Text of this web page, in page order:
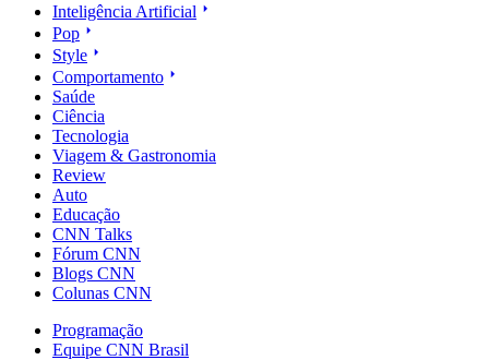
Inteligência Artificial
Pop
Style
Comportamento
Saúde
Ciência
Tecnologia
Viagem & Gastronomia
Review
Auto
Educação
CNN Talks
Fórum CNN
Blogs CNN
Colunas CNN
Programação
Equipe CNN Brasil